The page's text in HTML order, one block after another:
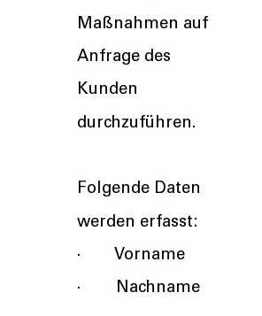
Maßnahmen auf
Anfrage des
Kunden
durchzuführen.
Folgende Daten
werden erfasst:
· Vorname
· Nachname